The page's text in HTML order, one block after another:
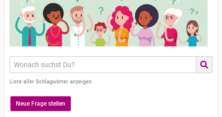
Liste aller Schlagwörter anzeigen
Neue Frage stellen